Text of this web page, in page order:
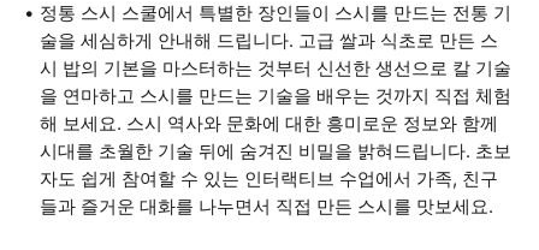
정통 스시 스쿨에서 특별한 장인들이 스시를 만드는 전통 기
술을 세심하게 안내해 드립니다. 고급 쌀과 식초로 만든 스
시 밥의 기본을 마스터하는 것부터 신선한 생선으로 칼 기술
을 연마하고 스시를 만드는 기술을 배우는 것까지 직접 체험
해 보세요. 스시 역사와 문화에 대한 흥미로운 정보와 함께
시대를 초월한 기술 뒤에 숨겨진 비밀을 밝혀드립니다. 초보
자도 쉽게 참여할 수 있는 인터랙티브 수업에서 가족, 친구
들과 즐거운 대화를 나누면서 직접 만든 스시를 맛보세요.